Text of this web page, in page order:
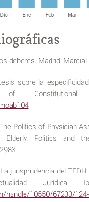
deberes. Madrid: Marcial
sobre la
of
Politics of Physician-
Politics and
jurisprudencia del
Jurídica
10550/67233/